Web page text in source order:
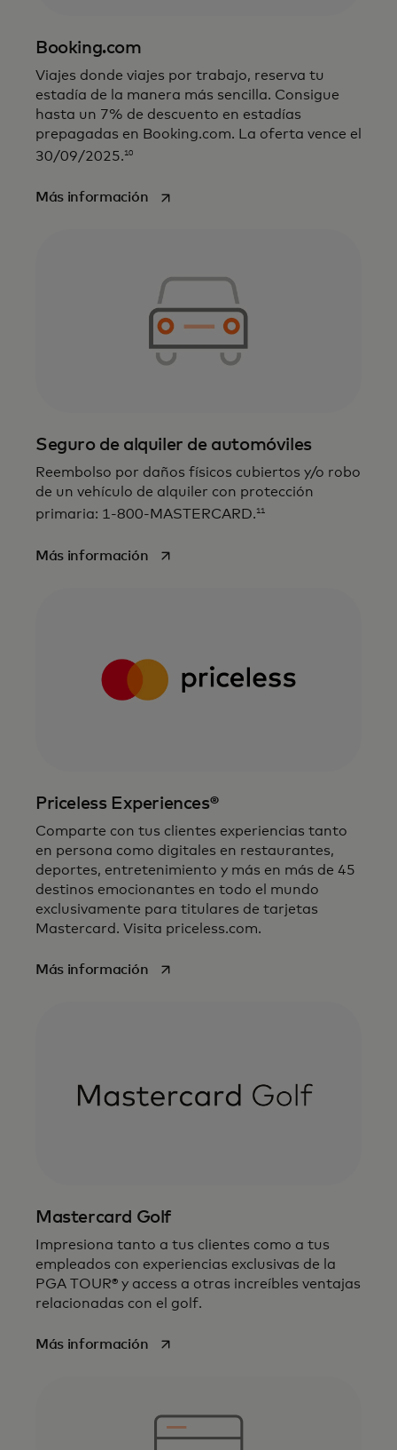
Booking.com
Viajes donde viajes por trabajo, reserva tu
estadía de la manera más sencilla. Consigue
hasta un 7% de descuento en estadías
prepagadas en Booking.com. La oferta vence el
30/09/2025. 10
Más informaciónse abre en una pestaña nueva
Seguro de alquiler de automóviles
Reembolso por daños físicos cubiertos y/o robo
de un vehículo de alquiler con protección
primaria: 1-800-MASTERCARD. 11
Más informaciónse abre en una pestaña nueva
Priceless Experiences®
Comparte con tus clientes experiencias tanto
en persona como digitales en restaurantes,
deportes, entretenimiento y más en más de 45
destinos emocionantes en todo el mundo
exclusivamente para titulares de tarjetas
Mastercard. Visita priceless.com.
Más informaciónse abre en una pestaña nueva
Mastercard Golf
Impresiona tanto a tus clientes como a tus
empleados con experiencias exclusivas de la
PGA TOUR® y access a otras increíbles ventajas
relacionadas con el golf.
Más informaciónse abre en una pestaña nueva